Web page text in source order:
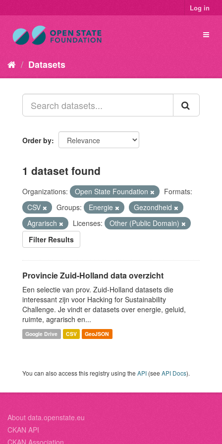
Log in
Datasets
Order by
1 dataset found
Organizations: Open State Foundation
Formats:
CSV
Groups: Energie
Gezondheid
Agrarisch
Licenses:
Other (Public Domain)
Filter Results
Provincie Zuid-Holland data overzicht
Een selectie van prov. Zuid-Holland datasets die
interessant zijn voor Hacking for Sustainability
Challenge. Je vindt er datasets over energie, geluid,
ruimte, agrarisch en...
Google Drive CSV GeoJSON
You can also access this registry using the API (see API Docs).
About data.openstate.eu
CKAN API
CKAN Association